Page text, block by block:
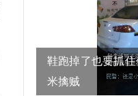
鞋跑掉了也要抓
米擒贼